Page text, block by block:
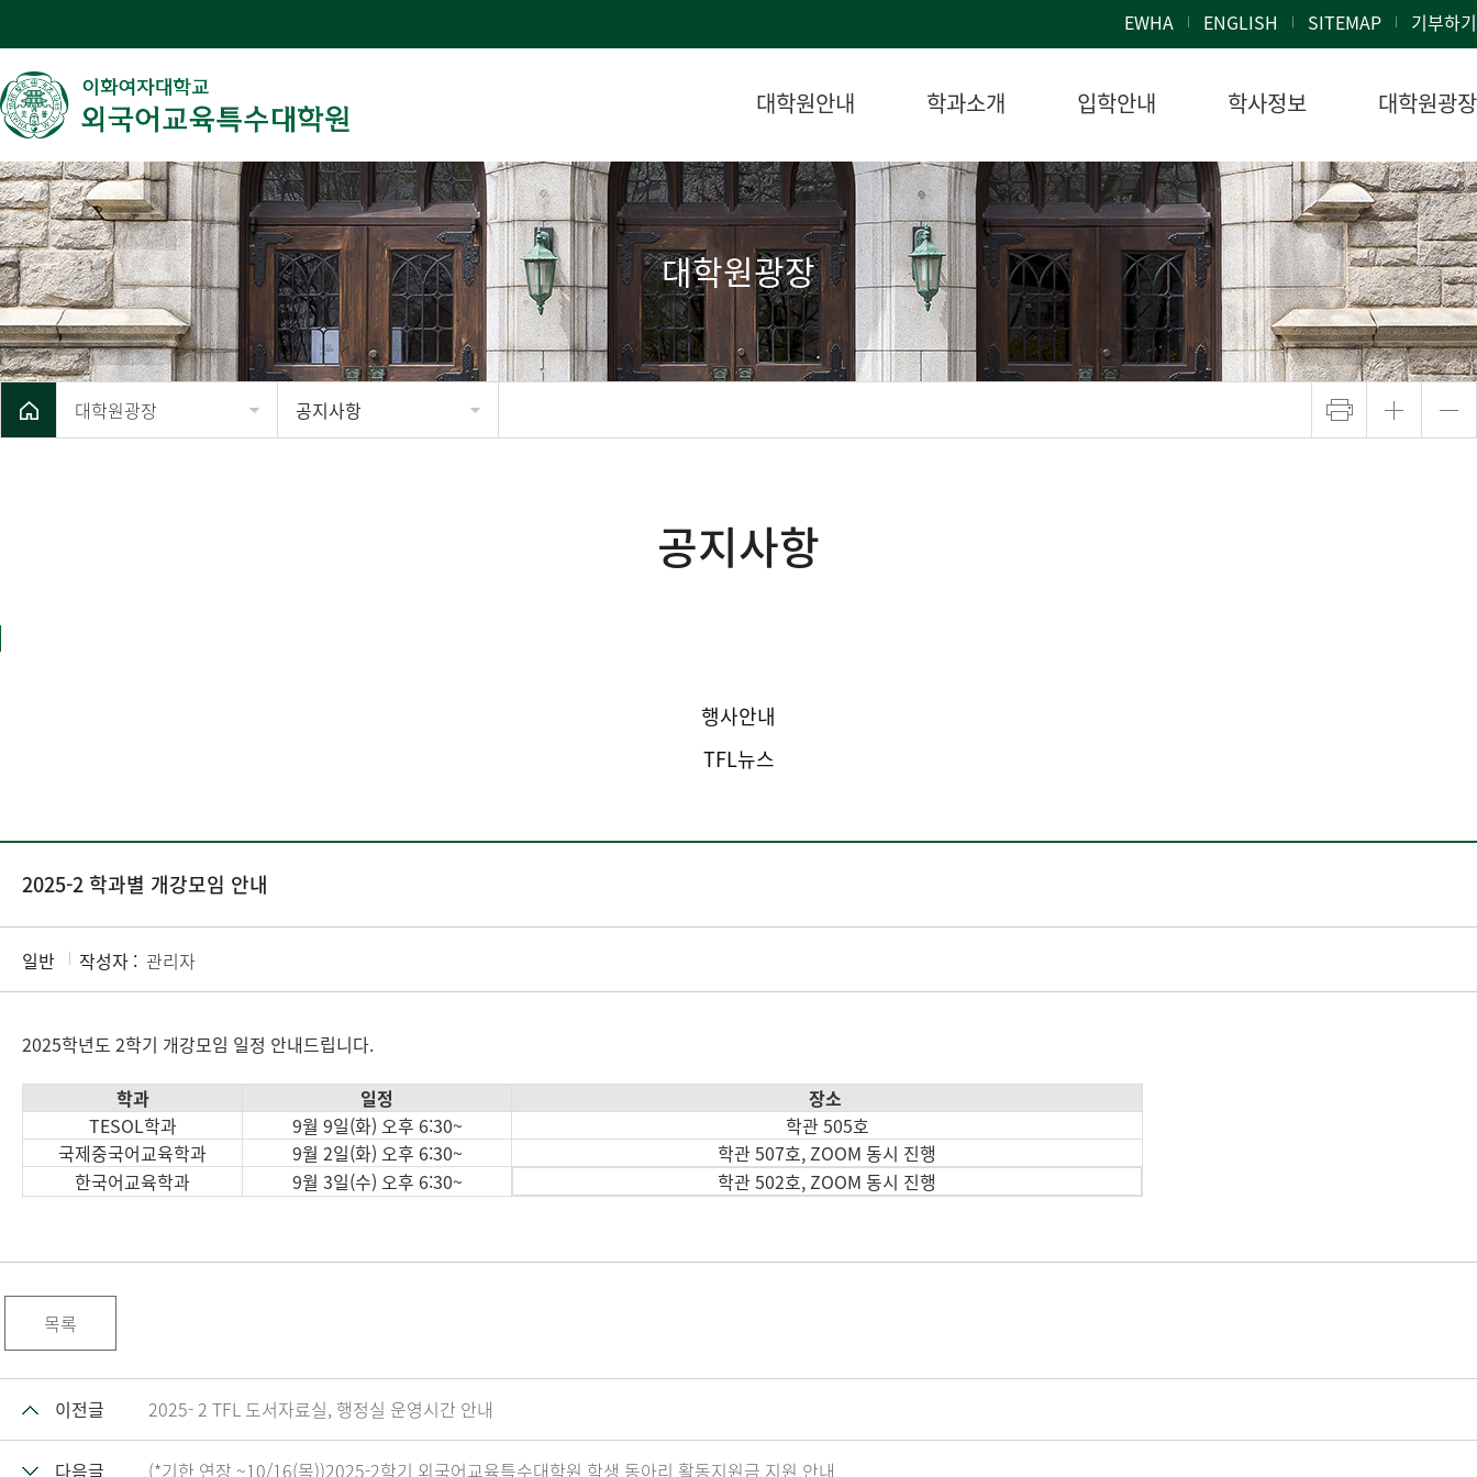
EWHA ENGLISH SITEMAP 기부하기
대학원안내 학과소개 입학안내 학사정보 대학원광장
대학원광장
대학원광장 공지사항
공지사항
행사안내
TFL뉴스
2025-2 학과별 개강모임 안내
일반 작성자 : 관리자
2025학년도 2학기 개강모임 일정 안내드립니다.
학과 일정
장소
TESOL학과
9월 9일(화) 오후 6:30~
학관 505호
국제중국어교육학과
9월 2일(화) 오후 6:30~
학관 507호, ZOOM 동시 진행
한국어교육학과
9월 3일(수) 오후 6:30~ 학관 502호, ZOOM 동시 진행
목록
이전글 2025- 2 TFL 도서자료실, 행정실 운영시간 안내
다음글 (*기한 연장 ~10/16(목))2025-2학기 외국어교육특수대학원 학생 동아리 활동지원금 지원 안내